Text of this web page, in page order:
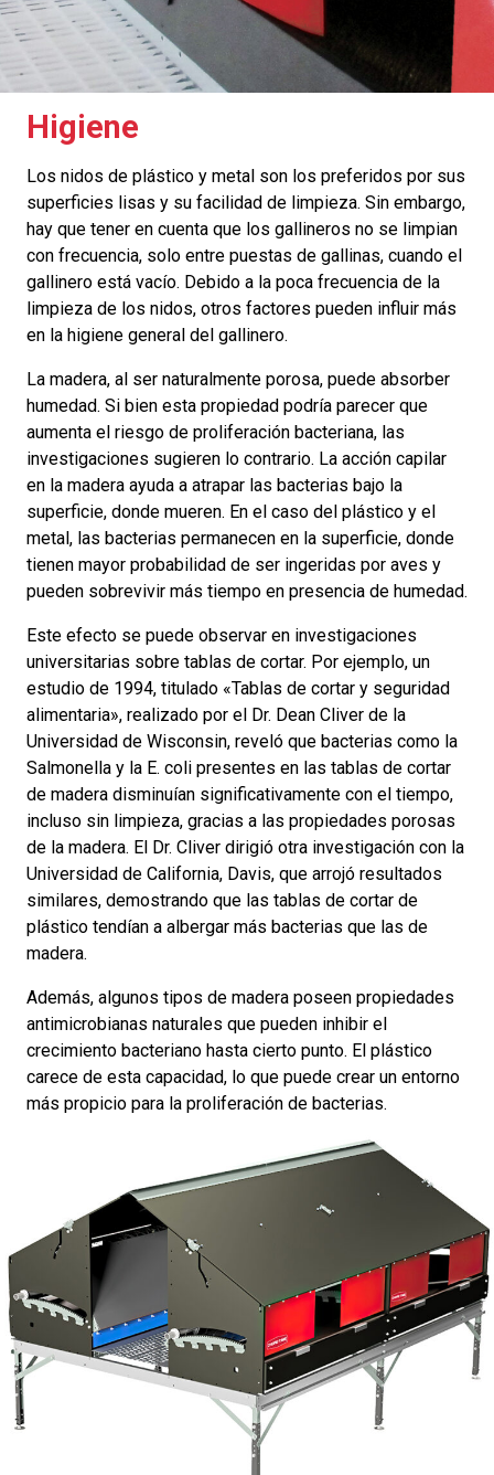
Higiene
Los nidos de plástico y metal son los preferidos por sus
superficies lisas y su facilidad de limpieza. Sin embargo,
hay que tener en cuenta que los gallineros no se limpian
con frecuencia, solo entre puestas de gallinas, cuando el
gallinero está vacío. Debido a la poca frecuencia de la
limpieza de los nidos, otros factores pueden influir más
en la higiene general del gallinero.
La madera, al ser naturalmente porosa, puede absorber
humedad. Si bien esta propiedad podría parecer que
aumenta el riesgo de proliferación bacteriana, las
investigaciones sugieren lo contrario. La acción capilar
en la madera ayuda a atrapar las bacterias bajo la
superficie, donde mueren. En el caso del plástico y el
metal, las bacterias permanecen en la superficie, donde
tienen mayor probabilidad de ser ingeridas por aves y
pueden sobrevivir más tiempo en presencia de humedad.
Este efecto se puede observar en investigaciones
universitarias sobre tablas de cortar. Por ejemplo, un
estudio de 1994, titulado «Tablas de cortar y seguridad
alimentaria», realizado por el Dr. Dean Cliver de la
Universidad de Wisconsin, reveló que bacterias como la
Salmonella y la E. coli presentes en las tablas de cortar
de madera disminuían significativamente con el tiempo,
incluso sin limpieza, gracias a las propiedades porosas
de la madera. El Dr. Cliver dirigió otra investigación con la
Universidad de California, Davis, que arrojó resultados
similares, demostrando que las tablas de cortar de
plástico tendían a albergar más bacterias que las de
madera.
Además, algunos tipos de madera poseen propiedades
antimicrobianas naturales que pueden inhibir el
crecimiento bacteriano hasta cierto punto. El plástico
carece de esta capacidad, lo que puede crear un entorno
más propicio para la proliferación de bacterias.